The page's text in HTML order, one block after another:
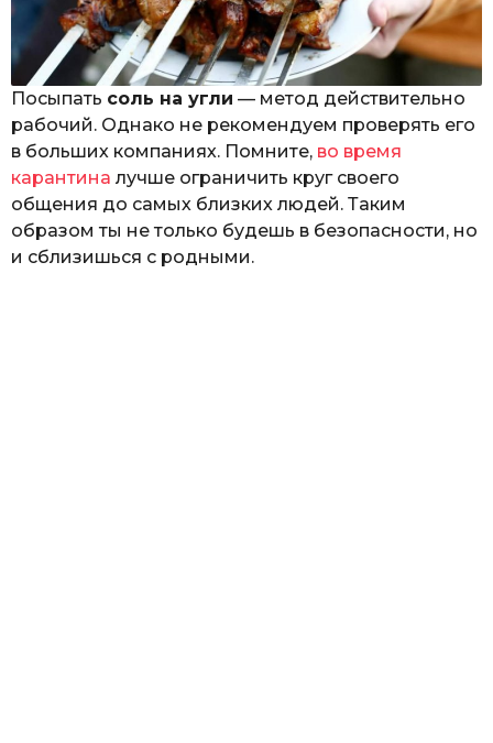
Посыпать соль на угли — метод действительно
рабочий. Однако не рекомендуем проверять его
в больших компаниях. Помните, во время
карантина лучше ограничить круг своего
общения до самых близких людей. Таким
образом ты не только будешь в безопасности, но
и сблизишься с родными.